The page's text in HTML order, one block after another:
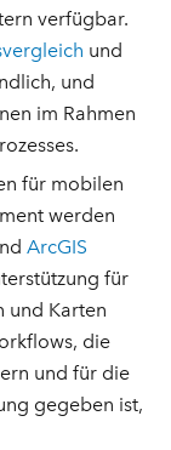
verfügbar.
und
und
im Rahmen
für mobilen
werden
ArcGIS
für
und Karten
die
und für die
gegeben ist,